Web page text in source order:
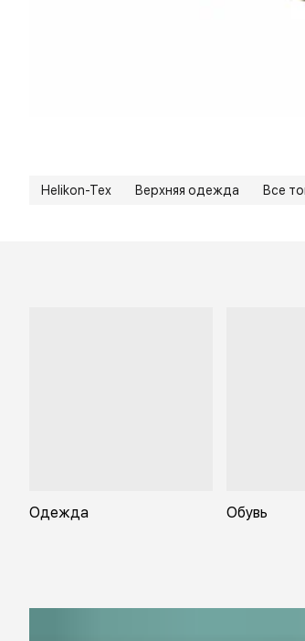
Helikon-Tex Верхняя одежда Все
Одежда Обувь